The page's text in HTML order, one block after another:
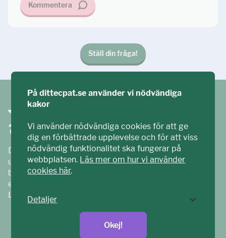
Kommentera
Ställ din fråga!
Ditt ECPAT har tagits fram tillsammans med barn och
unga. Vi är en del av ECPAT Sverige – en
barnrättsorganisation som arbetar mot sexuell
exploatering av barn.
Läs mer på
På dittecpat.se använder vi nödvändiga
kakor
Vi använder nödvändiga cookies för att ge
dig en förbättrade upplevelse och för att viss
nödvändig funktionalitet ska fungerar på
webbplatsen. Läs mer om hur vi använder
cookies här.
Detaljer
Okej!